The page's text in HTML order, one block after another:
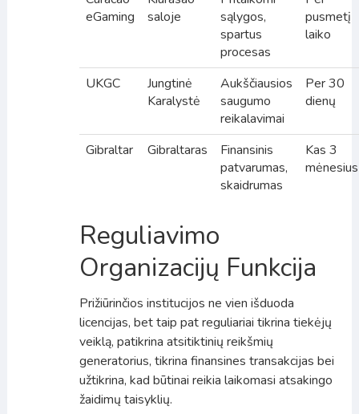
eGaming
saloje
sąlygos,
spartus
procesas
pusmetį
laiko
UKGC
Jungtinė
Karalystė
Aukščiausios
saugumo
reikalavimai
Per 30
dienų
Gibraltar Gibraltaras
Finansinis
patvarumas,
skaidrumas
Kas 3
mėnesius
Reguliavimo
Organizacijų Funkcija
Prižiūrinčios institucijos ne vien išduoda
licencijas, bet taip pat reguliariai tikrina tiekėjų
veiklą, patikrina atsitiktinių reikšmių
generatorius, tikrina finansines transakcijas bei
užtikrina, kad būtinai reikia laikomasi atsakingo
žaidimų taisyklių.